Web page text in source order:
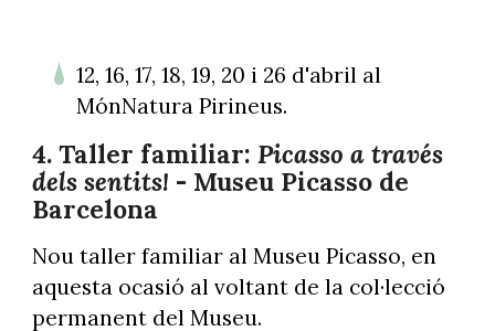
12, 16, 17, 18, 19, 20 i 26 d'abril al
MónNatura Pirineus.
4. Taller familiar: Picasso a través
dels sentits! - Museu Picasso de
Barcelona
Nou taller familiar al Museu Picasso, en
aquesta ocasió al voltant de la col·lecció
permanent del Museu.